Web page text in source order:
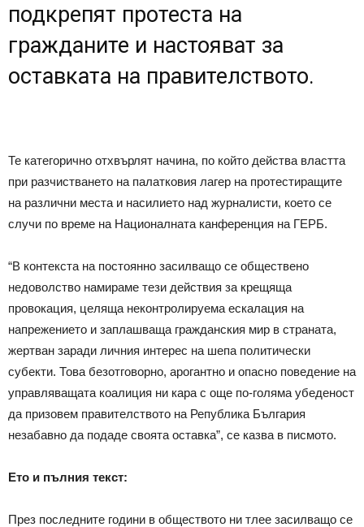
подкрепят протеста на
гражданите и настояват за
оставката на правителството.
Те категорично отхвърлят начина, по който действа властта
при разчистването на палатковия лагер на протестиращите
на различни места и насилието над журналисти, което се
случи по време на Националната канференция на ГЕРБ.
“В контекста на постоянно засилващо се обществено
недоволство намираме тези действия за крещяща
провокация, целяща неконтролируема ескалация на
напрежението и заплашваща гражданския мир в страната,
жертван заради личния интерес на шепа политически
субекти. Това безотговорно, арогантно и опасно поведение на
управляващата коалиция ни кара с още по-голяма убеденост
да призовем правителството на Република България
незабавно да подаде своята оставка”, се казва в писмото.
Ето и пълния текст:
През последните години в обществото ни тлее засилващо се